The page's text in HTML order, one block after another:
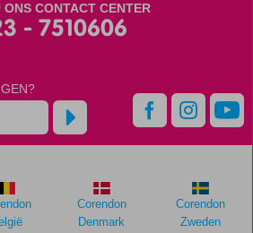
ONS CONTACT CENTER
- 7510606
Corendon
Denmark
Corendon
Zweden